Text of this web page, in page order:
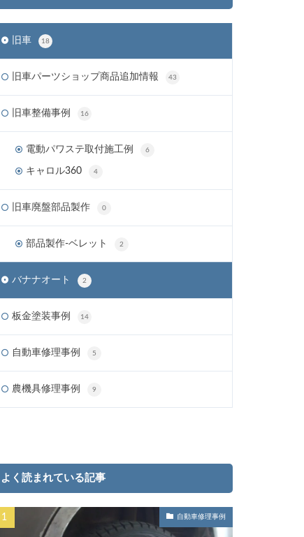
旧車 18
旧車パーツショップ商品追加情報 43
旧車整備事例 16
電動パワステ取付施工例 6
キャロル360 4
旧車廃盤部品製作 0
部品製作-ベレット 2
バナナオート 2
板金塗装事例 14
自動車修理事例 5
農機具修理事例 9
よく読まれている記事
自動車修理事例